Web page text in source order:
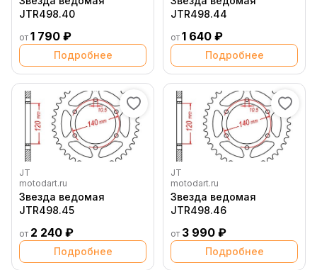
JTR498.40
от 1 790 ₽
Подробнее
JTR498.44
от 1 640 ₽
Подробнее
JT
motodart.ru
Звезда ведомая
JTR498.45
от 2 240 ₽
Подробнее
JT
motodart.ru
Звезда ведомая
JTR498.46
от 3 990 ₽
Подробнее